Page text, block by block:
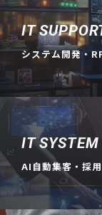
IT
システム開発・
IT SYSTEM
AI自動集客・採